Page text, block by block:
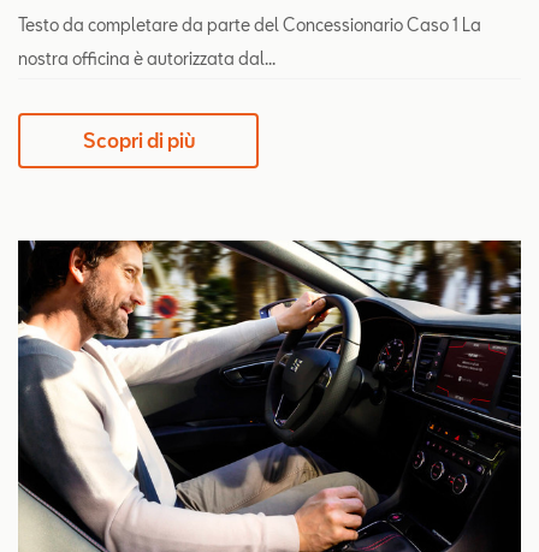
Testo da completare da parte del Concessionario Caso 1 La
nostra officina è autorizzata dal...
Scopri di più